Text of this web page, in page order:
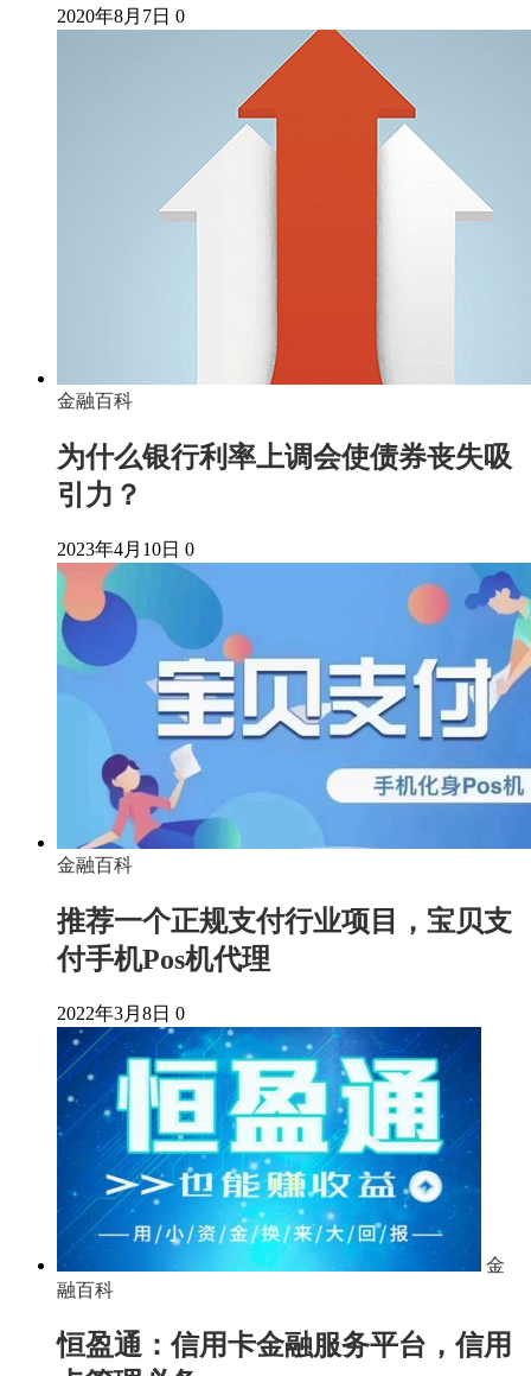
2020年8月7日 0
金融百科
为什么银行利率上调会使债券丧失吸
引力？
2023年4月10日 0
金融百科
推荐一个正规支付行业项目，宝贝支
付手机Pos机代理
2022年3月8日 0
金
融百科
恒盈通：信用卡金融服务平台，信用